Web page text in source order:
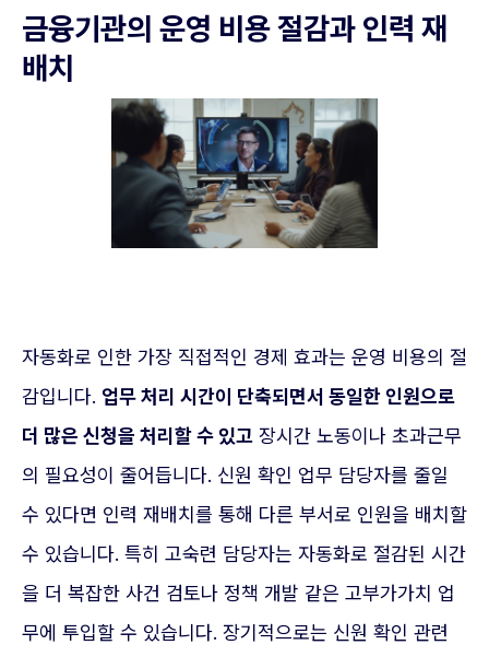
금융기관의 운영 비용 절감과 인력 재
배치
자동화로 인한 가장 직접적인 경제 효과는 운영 비용의 절
감입니다. 업무 처리 시간이 단축되면서 동일한 인원으로
더 많은 신청을 처리할 수 있고 장시간 노동이나 초과근무
의 필요성이 줄어듭니다. 신원 확인 업무 담당자를 줄일
수 있다면 인력 재배치를 통해 다른 부서로 인원을 배치할
수 있습니다. 특히 고숙련 담당자는 자동화로 절감된 시간
을 더 복잡한 사건 검토나 정책 개발 같은 고부가가치 업
무에 투입할 수 있습니다. 장기적으로는 신원 확인 관련